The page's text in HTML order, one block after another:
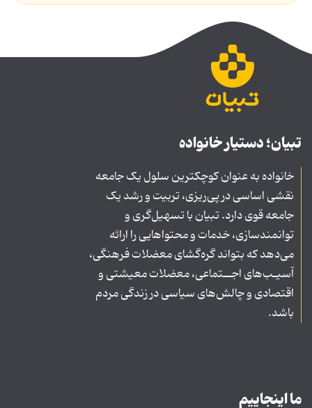
تبیان؛ دستیار خانواده
خانواده به عنوان کوچکترین سلول یک جامعه
نقشی اساسی در پی‌ریزی، تربیت و رشد یک
جامعه قوی دارد. تبیان با تسهیل‌گری و
توانمندسازی، خدمات و محتواهایی را ارائه
می‌دهد که بتواند گره‌گشای معضلات فرهنگی،
آسیـب‌های اجــتماعی، معضلات معیشتی و
اقتصادی و چالش‌های سیاسی در زندگی مردم
باشد.
ما اینجاییم